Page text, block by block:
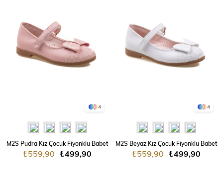
4
M2S Pudra Kız Çocuk Fiyonklu Babet
₺499,90
₺559,90
4
M2S Beyaz Kız Çocuk Fiyonklu Babet
₺499,90
₺559,90